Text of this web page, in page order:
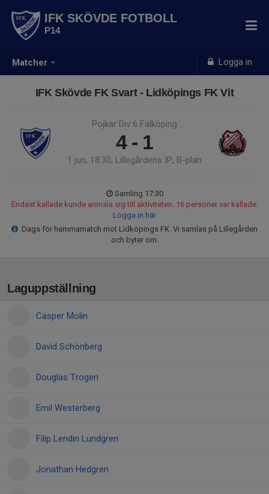
Matcher Logga in
IFK SKÖVDE FOTBOLL
P14
IFK Skövde FK Svart - Lidköpings FK Vit
Pojkar Div 6 Falköping
4 - 1
1 jun, 18:30, Lillegårdens IP, B-plan
Samling 17:30
Endast kallade kunde anmäla sig till aktiviteten. 16 personer var kallade.
Logga in här
Dags för hemmamatch mot Lidköpings FK. Vi samlas på Lillegården
och byter om.
Laguppställning
Casper Molin
David Schönberg
Douglas Trogen
Emil Westerberg
Filip Lendin Lundgren
Jonathan Hedgren